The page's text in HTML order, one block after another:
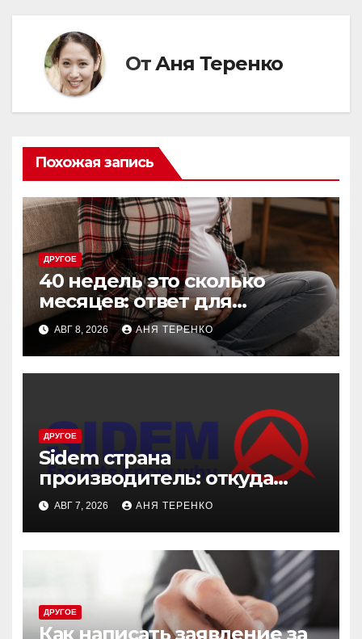
ОтАня Теренко
Похожая запись
ДРУГОЕ
40 недель это сколько
месяцев: ответ для
беременных и не только
АВГ 8, 2026 АНЯ ТЕРЕНКО
ДРУГОЕ
Sidem страна
производитель: откуда
родом эти детали
АВГ 7, 2026 АНЯ ТЕРЕНКО
ДРУГОЕ
Как написать заявление за